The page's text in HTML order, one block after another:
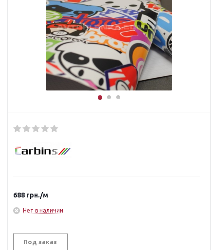
688 грн./м
Нет в наличии
Под заказ